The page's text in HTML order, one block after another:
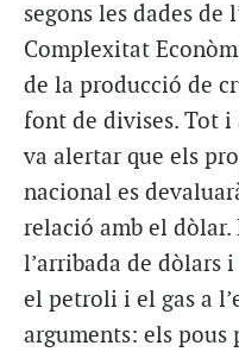
segons les dades de
Complexitat
de la producció de
font de divises. Tot
va alertar que els
nacional es
relació amb el dòlar.
l’arribada de dòlars
el petroli i el gas a
arguments: els